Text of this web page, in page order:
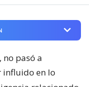
pasó a
influido en lo